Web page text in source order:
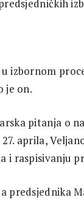
izbornom
je on.
pitanja o
aprila,
i raspisivanju
predsjednika